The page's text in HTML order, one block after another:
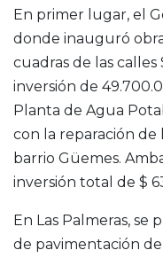
En primer lugar, el
donde inauguró
cuadras de las
inversión de
Planta de Agua
con la reparación de
barrio Güemes.
inversión total de $
En Las Palmeras, se
de pavimentación